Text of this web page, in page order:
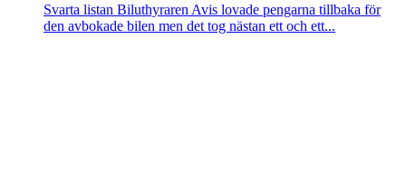
Svarta listan Biluthyraren Avis lovade pengarna tillbaka för
den avbokade bilen men det tog nästan ett och ett...